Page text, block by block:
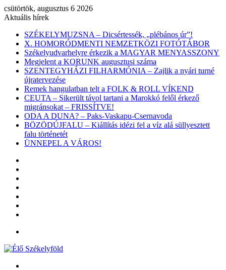
csütörtök, augusztus 6 2026
Aktuális hírek
SZÉKELYMUZSNA – Dicsértessék, „plébános úr”!
X. HOMORÓDMENTI NEMZETKÖZI FOTÓTÁBOR
Székelyudvarhelyre érkezik a MAGYAR MENYASSZONY
Megjelent a KORUNK augusztusi száma
SZENTEGYHÁZI FILHARMÓNIA – Zajlik a nyári turné
újratervezése
Remek hangulatban telt a FOLK & ROLL VÍKEND
CEUTA – Sikerült távol tartani a Marokkó felől érkező
migránsokat – FRISSÍTVE!
ODA A DUNA? – Paks-Vaskapu-Csernavoda
BÖZÖDÚJFALU – Kiállítás idézi fel a víz alá süllyesztett
falu történetét
ÜNNEPEL A VÁROS!